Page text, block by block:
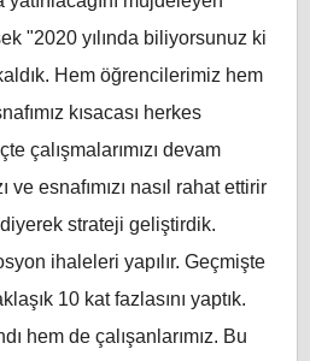
"2020 yılında biliyorsunuz ki
Hem öğrencilerimiz hem
kısacası herkes
çalışmalarımızı devam
ve esnafımızı nasıl rahat ettirir
diyerek strateji geliştirdik.
ihaleleri yapılır. Geçmişte
10 kat fazlasını yaptık.
hem de çalışanlarımız. Bu